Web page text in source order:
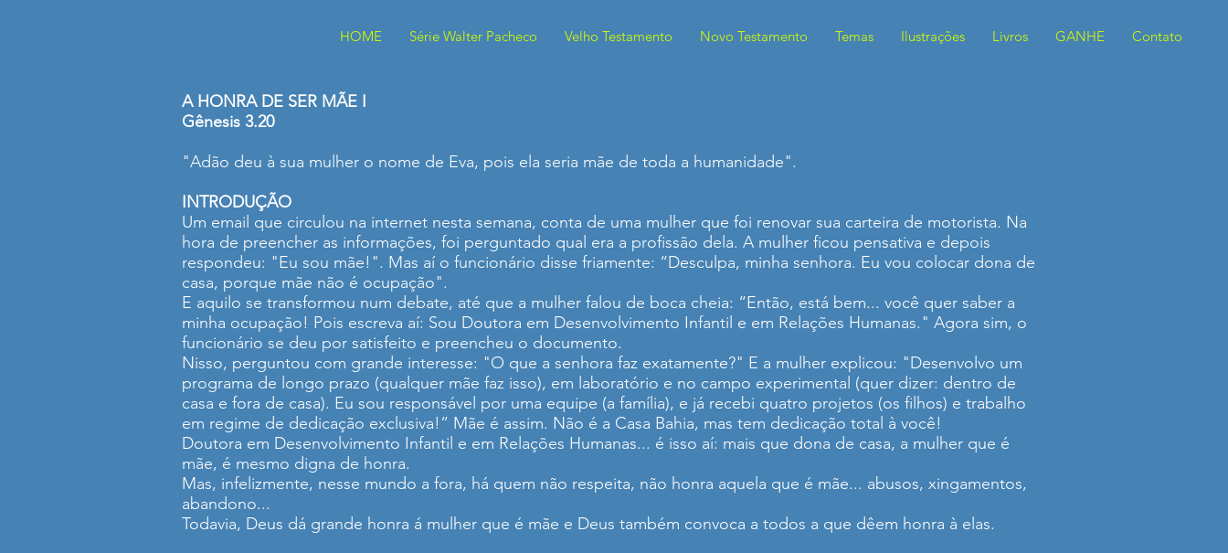
HOME Série Walter Pacheco Velho Testamento Novo Testamento Temas Ilustrações Livros GANHE Contato
A HONRA DE SER MÃE I
Gênesis 3.20
"Adão deu à sua mulher o nome de Eva, pois ela seria mãe de toda a humanidade".
INTRODUÇÃO
Um email que circulou na internet nesta semana, conta de uma mulher que foi renovar sua carteira de motorista. Na
hora de preencher as informações, foi perguntado qual era a profissão dela. A mulher ficou pensativa e depois
respondeu: "Eu sou mãe!". Mas aí o funcionário disse friamente: “Desculpa, minha senhora. Eu vou colocar dona de
casa, porque mãe não é ocupação".
E aquilo se transformou num debate, até que a mulher falou de boca cheia: “Então, está bem... você quer saber a
minha ocupação! Pois escreva aí: Sou Doutora em Desenvolvimento Infantil e em Relações Humanas." Agora sim, o
funcionário se deu por satisfeito e preencheu o documento.
Nisso, perguntou com grande interesse: "O que a senhora faz exatamente?" E a mulher explicou: "Desenvolvo um
programa de longo prazo (qualquer mãe faz isso), em laboratório e no campo experimental (quer dizer: dentro de
casa e fora de casa). Eu sou responsável por uma equipe (a família), e já recebi quatro projetos (os filhos) e trabalho
em regime de dedicação exclusiva!” Mãe é assim. Não é a Casa Bahia, mas tem dedicação total à você!
Doutora em Desenvolvimento Infantil e em Relações Humanas... é isso aí: mais que dona de casa, a mulher que é
mãe, é mesmo digna de honra.
Mas, infelizmente, nesse mundo a fora, há quem não respeita, não honra aquela que é mãe... abusos, xingamentos,
abandono...
Todavia, Deus dá grande honra á mulher que é mãe e Deus também convoca a todos a que dêem honra à elas.